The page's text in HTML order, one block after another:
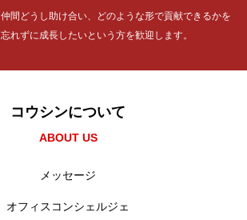
仲間どうし助け合い、どのような形で貢献できるかを
忘れずに成長したいという方を歓迎します。
コウシンについて
ABOUT US
メッセージ
オフィスコンシェルジェ